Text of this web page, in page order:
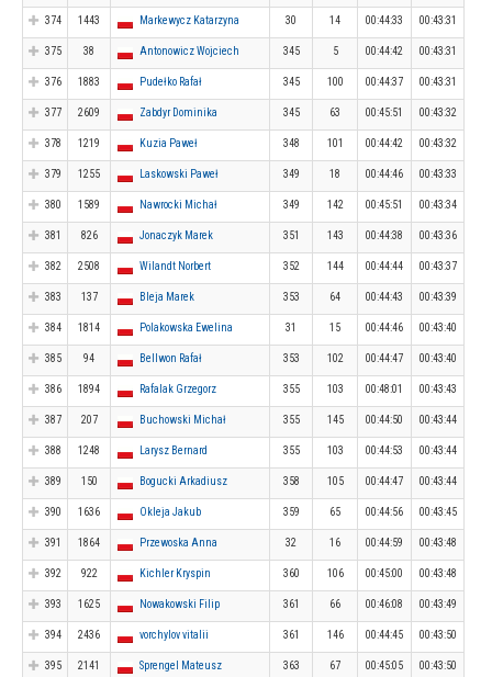
374 1443 Markewycz Katarzyna 30 14 00:44:33 00:43:31
375 38 Antonowicz Wojciech 345 5 00:44:42 00:43:31
376 1883 Pudełko Rafał 345 100 00:44:37 00:43:31
377 2609 Zabdyr Dominika 345 63 00:45:51 00:43:32
378 1219 Kuzia Paweł 348 101 00:44:42 00:43:32
379 1255 Laskowski Paweł 349 18 00:44:46 00:43:33
380 1589 Nawrocki Michał 349 142 00:45:51 00:43:34
381 826 Jonaczyk Marek 351 143 00:44:38 00:43:36
382 2508 Wilandt Norbert 352 144 00:44:44 00:43:37
383 137 Bleja Marek 353 64 00:44:43 00:43:39
384 1814 Polakowska Ewelina 31 15 00:44:46 00:43:40
385 94 Bellwon Rafał 353 102 00:44:47 00:43:40
386 1894 Rafalak Grzegorz 355 103 00:48:01 00:43:43
387 207 Buchowski Michał 355 145 00:44:50 00:43:44
388 1248 Larysz Bernard 355 103 00:44:53 00:43:44
389 150 Bogucki Arkadiusz 358 105 00:44:47 00:43:44
390 1636 Okleja Jakub 359 65 00:44:56 00:43:45
391 1864 Przewoska Anna 32 16 00:44:59 00:43:48
392 922 Kichler Kryspin 360 106 00:45:00 00:43:48
393 1625 Nowakowski Filip 361 66 00:46:08 00:43:49
394 2436 vorchylov vitalii 361 146 00:44:45 00:43:50
395 2141 Sprengel Mateusz 363 67 00:45:05 00:43:50